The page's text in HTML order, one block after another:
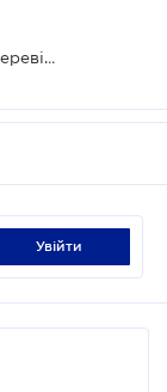
До порядку формування плану-графіка перевірок готуються зміни
увійти